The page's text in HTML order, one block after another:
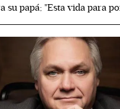
su papá; "Esta vida para